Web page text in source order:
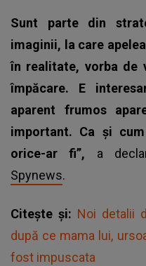
Sunt parte din
imaginii, la care
în realitate, vorba de
împăcare. E
aparent frumos
important. Ca și
orice-ar fi”, a
Spynews.
Citește și: Noi detalii
după ce mama lui,
fost impuscata